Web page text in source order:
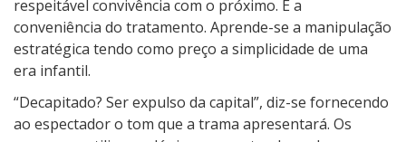
respeitável convivência com o próximo. É a
conveniência do tratamento. Aprende-se a manipulação
estratégica tendo como preço a simplicidade de uma
era infantil.
“Decapitado? Ser expulso da capital”, diz-se fornecendo
ao espectador o tom que a trama apresentará. Os